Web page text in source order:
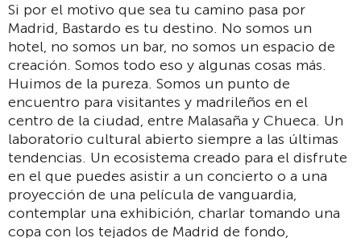
Si por el motivo que sea tu camino pasa por
Madrid, Bastardo es tu destino. No somos un
hotel, no somos un bar, no somos un espacio de
creación. Somos todo eso y algunas cosas más.
Huimos de la pureza. Somos un punto de
encuentro para visitantes y madrileños en el
centro de la ciudad, entre Malasaña y Chueca. Un
laboratorio cultural abierto siempre a las últimas
tendencias. Un ecosistema creado para el disfrute
en el que puedes asistir a un concierto o a una
proyección de una película de vanguardia,
contemplar una exhibición, charlar tomando una
copa con los tejados de Madrid de fondo,